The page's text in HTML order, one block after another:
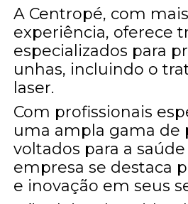
A Centropé, com
experiência, oferece
especializados para
unhas, incluindo o
laser.
Com profissionais
uma ampla gama de
voltados para a saúde
empresa se destaca
e inovação em seus